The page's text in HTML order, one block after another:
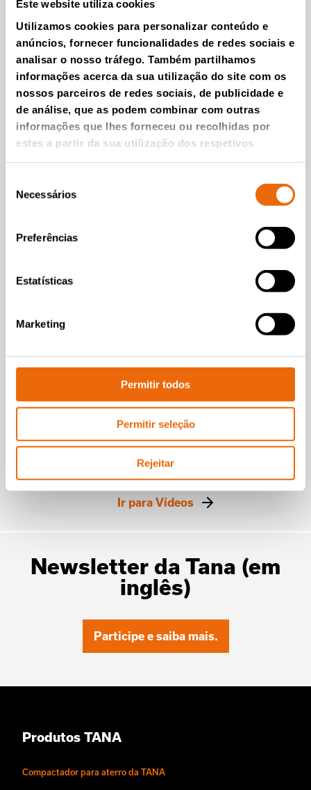
Este website utiliza cookies
Utilizamos cookies para personalizar conteúdo e
anúncios, fornecer funcionalidades de redes sociais e
analisar o nosso tráfego. Também partilhamos
informações acerca da sua utilização do site com os
nossos parceiros de redes sociais, de publicidade e
de análise, que as podem combinar com outras
informações que lhes forneceu ou recolhidas por
estes a partir da sua utilização dos respetivos
deNecessários
Preferências
Estatísticas
Marketing
Permitir todos
Permitir seleção
Rejeitar
TANA Shark 440DT waste shredder
Shredding tyres with
TANA Shark
TANA Shark 440DTeco waste shredder
Fantastic plastic
processing made easy
with TANA
Leia a matéria
Ir para Vídeos
Newsletter da Tana (em
inglês)
Participe e saiba mais.
Produtos TANA
Compactador para aterro da TANA